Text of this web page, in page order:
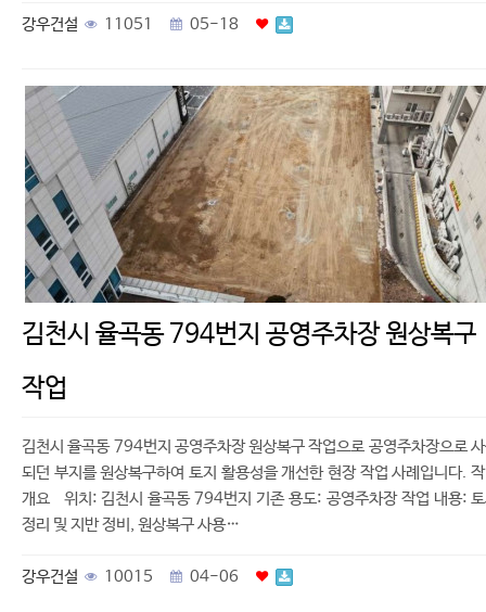
강우건설 11051 05-18
김천시 율곡동 794번지 공영주차장 원상복구
작업
김천시 율곡동 794번지 공영주차장 원상복구 작업으로 공영주차장으로
되던 부지를 원상복구하여 토지 활용성을 개선한 현장 작업 사례입니다.
개요 위치: 김천시 율곡동 794번지 기존 용도: 공영주차장 작업 내용:
정리 및 지반 정비, 원상복구 사용…
강우건설 10015 04-06